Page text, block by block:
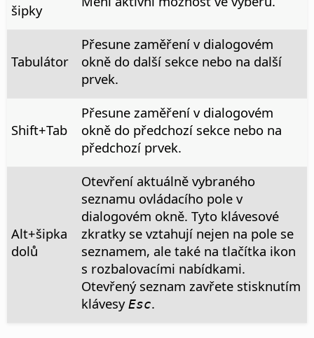
šipky
Tabulátor
Přesune zaměření v dialogovém
okně do další sekce nebo na další
prvek.
Shift+Tab
Přesune zaměření v dialogovém
okně do předchozí sekce nebo na
předchozí prvek.
Alt+šipka
dolů
Otevření aktuálně vybraného
seznamu ovládacího pole v
dialogovém okně. Tyto klávesové
zkratky se vztahují nejen na pole se
seznamem, ale také na tlačítka ikon
s rozbalovacími nabídkami.
Otevřený seznam zavřete stisknutím
klávesyEsc.